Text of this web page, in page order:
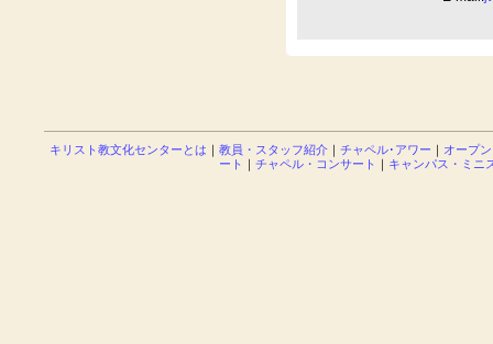
キリスト教文化センターとは ｜ 教員・スタッフ紹介｜ チャペル･アワー ｜ オープ
ート
｜ チャペル・コンサート ｜ キャンパス・ミニ